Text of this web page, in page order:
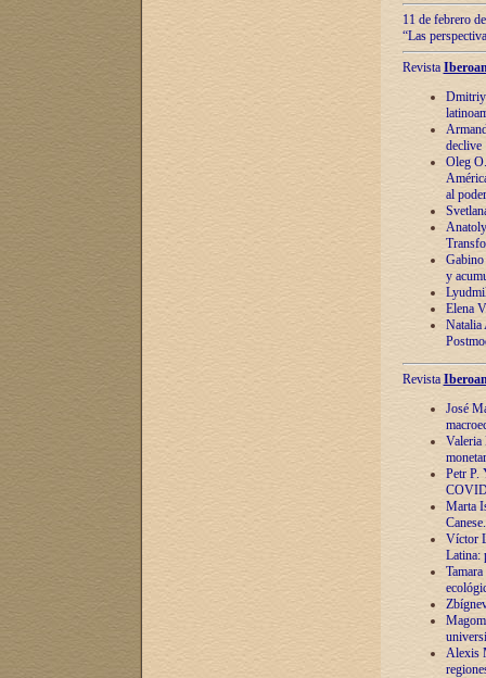
11 de febrero
“Las
Revista
Dmitriy
declive
Oleg
al poder
y
Elena
Natalia
Revista
José
Valeria
Petr P.
Marta
Víctor
Latina:
Alexis